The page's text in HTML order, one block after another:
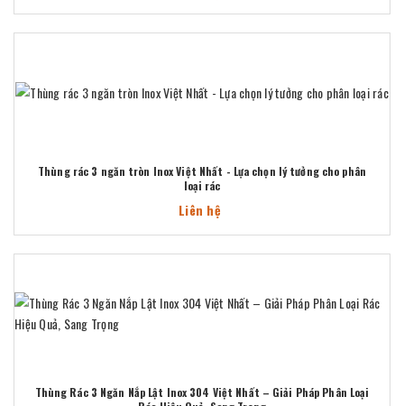
Thùng rác 3 ngăn tròn Inox Việt Nhất - Lựa chọn lý tưởng cho phân
loại rác
Liên hệ
Thùng Rác 3 Ngăn Nắp Lật Inox 304 Việt Nhất – Giải Pháp Phân Loại